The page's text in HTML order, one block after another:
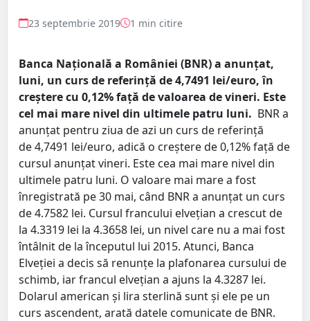
23 septembrie 2019 1 min citire
Banca Naţională a României (BNR) a anunţat,
luni, un curs de referinţă de 4,7491 lei/euro, în
creştere cu 0,12% față de valoarea de vineri. Este
cel mai mare nivel din ultimele patru luni. BNR a
anunțat pentru ziua de azi un curs de referință
de 4,7491 lei/euro, adică o creștere de 0,12% față de
cursul anunțat vineri. Este cea mai mare nivel din
ultimele patru luni. O valoare mai mare a fost
înregistrată pe 30 mai, când BNR a anunțat un curs
de 4.7582 lei. Cursul francului elveţian a crescut de
la 4.3319 lei la 4.3658 lei, un nivel care nu a mai fost
întâlnit de la începutul lui 2015. Atunci, Banca
Elveţiei a decis să renunţe la plafonarea cursului de
schimb, iar francul elvețian a ajuns la 4.3287 lei.
Dolarul american și lira sterlină sunt și ele pe un
curs ascendent, arată datele comunicate de BNR.